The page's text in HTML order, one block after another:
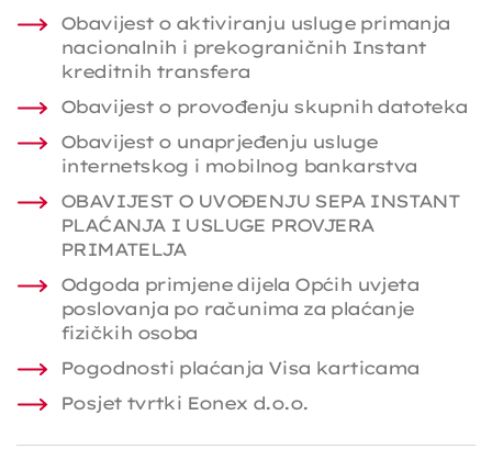
Obavijest o aktiviranju usluge primanja
nacionalnih i prekograničnih Instant
kreditnih transfera
Obavijest o provođenju skupnih datoteka
Obavijest o unaprjeđenju usluge
internetskog i mobilnog bankarstva
OBAVIJEST O UVOĐENJU SEPA INSTANT
PLAĆANJA I USLUGE PROVJERA
PRIMATELJA
Odgoda primjene dijela Općih uvjeta
poslovanja po računima za plaćanje
fizičkih osoba
Pogodnosti plaćanja Visa karticama
Posjet tvrtki Eonex d.o.o.